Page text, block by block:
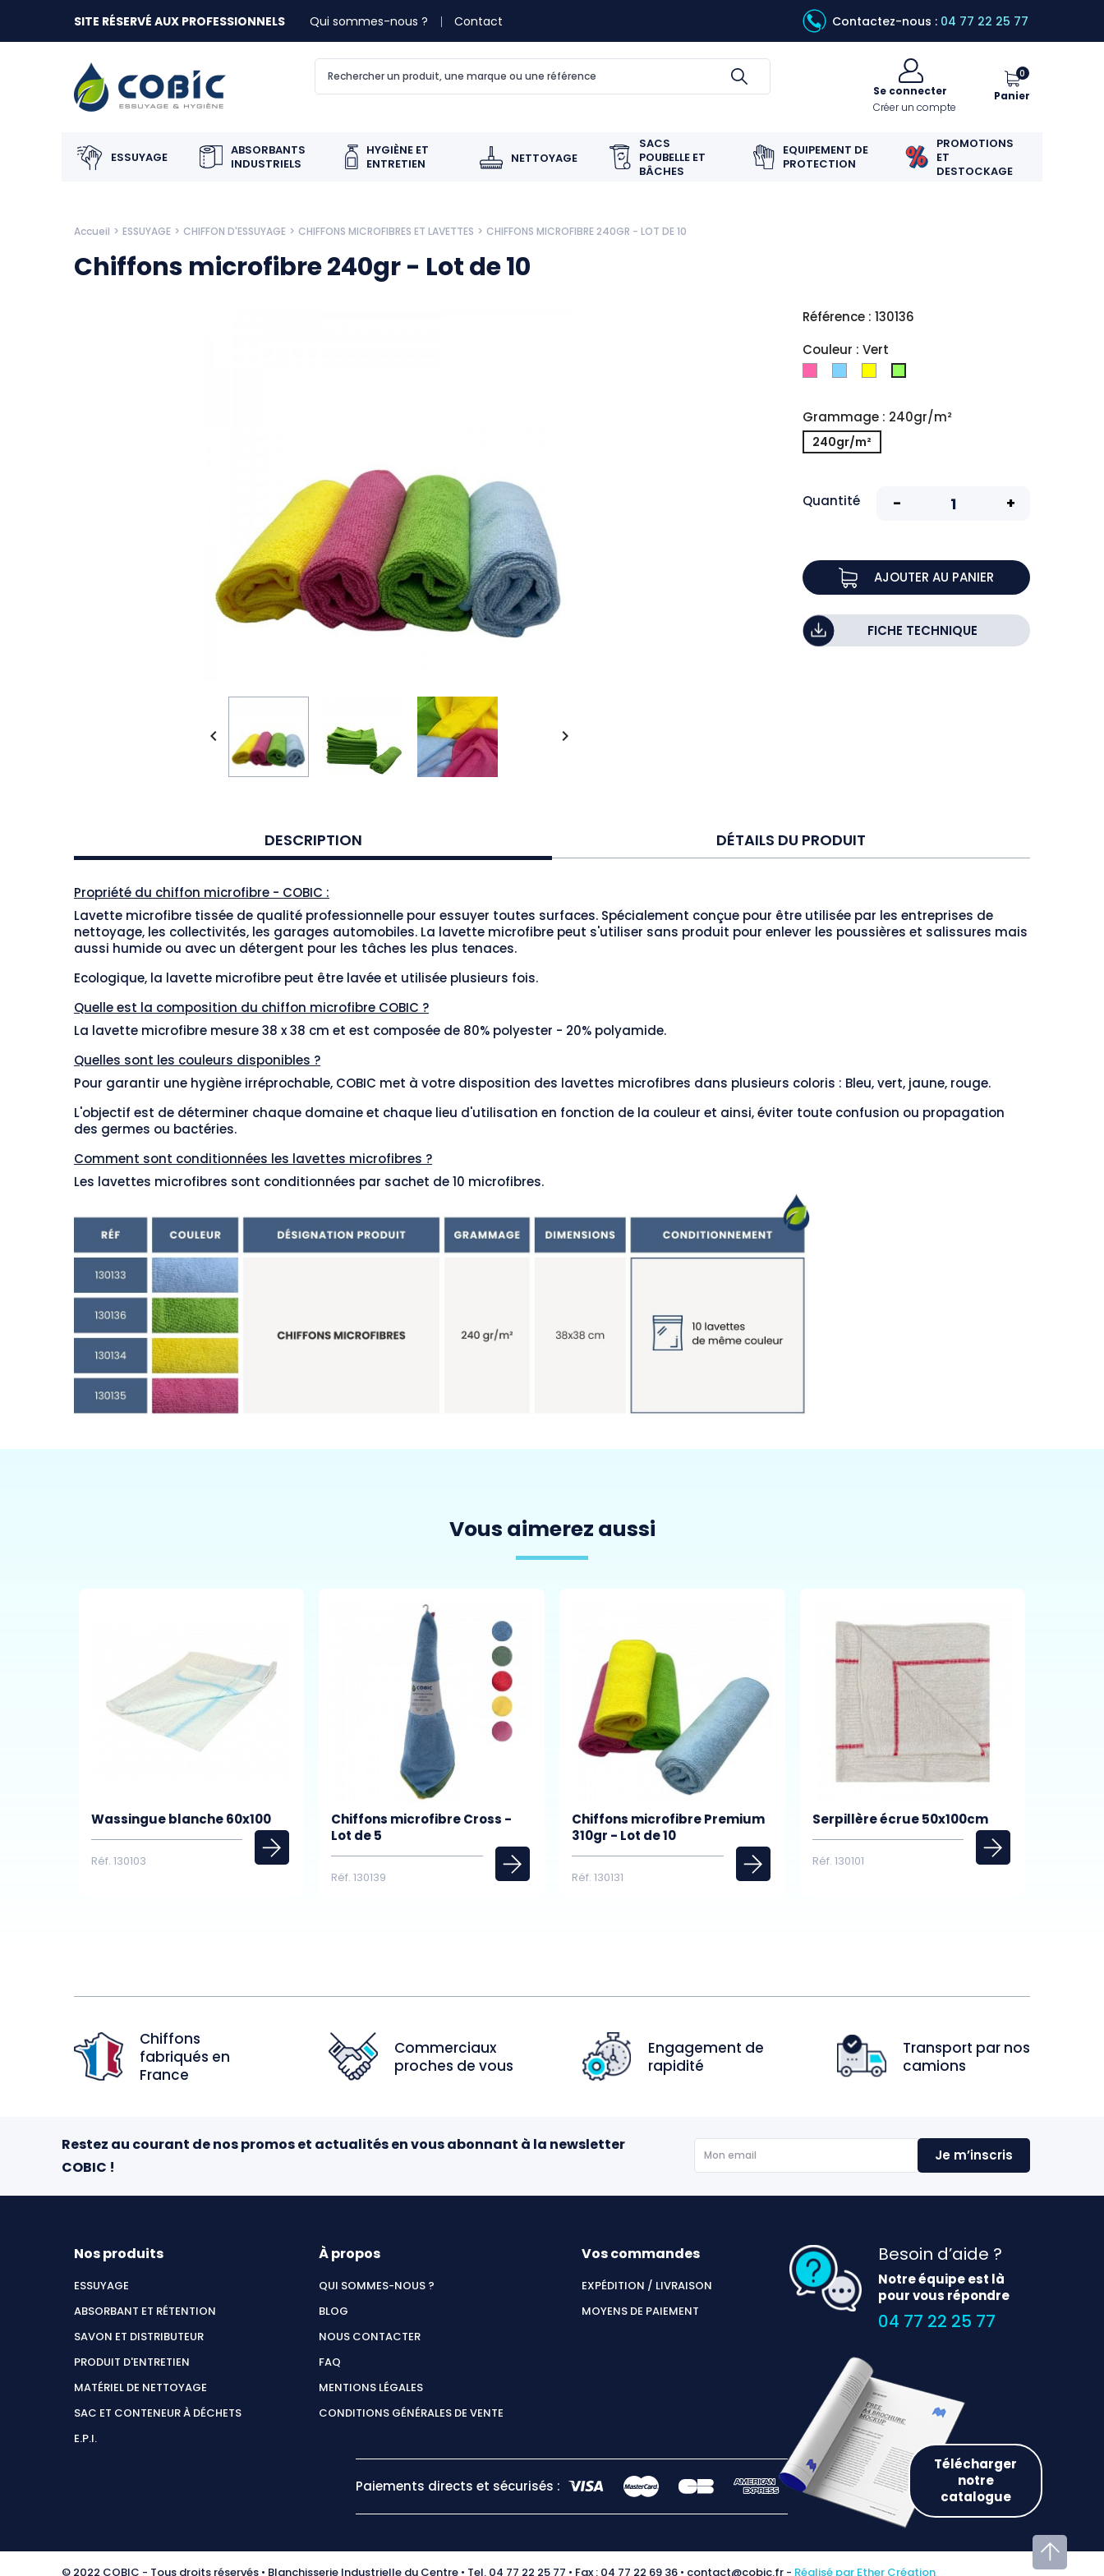
SITE RÉSERVÉ AUX PROFESSIONNELS Qui sommes-nous ? Contact Contactez-nous : 04 77 22 25 77
Se connecter
Créer un compte
0
Panier
ESSUYAGE
ABSORBANTS
INDUSTRIELS
HYGIÈNE ET
ENTRETIEN
NETTOYAGE
SACS
POUBELLE ET
BÂCHES
EQUIPEMENT DE
PROTECTION
PROMOTIONS
ET
DESTOCKAGE
Accueil ESSUYAGE CHIFFON D'ESSUYAGE CHIFFONS MICROFIBRES ET LAVETTES CHIFFONS MICROFIBRE 240GR - LOT DE 10
Chiffons microfibre 240gr - Lot de 10
 
Référence : 130136
Couleur : Vert
Vert
Grammage : 240gr/m²
240gr/m²
Quantité
AJOUTER AU PANIER
FICHE TECHNIQUE
DESCRIPTION DÉTAILS DU PRODUIT
Propriété du chiffon microfibre - COBIC :
Lavette microfibre tissée de qualité professionnelle pour essuyer toutes surfaces. Spécialement conçue pour être utilisée par les entreprises de
nettoyage, les collectivités, les garages automobiles. La lavette microfibre peut s'utiliser sans produit pour enlever les poussières et salissures mais
aussi humide ou avec un détergent pour les tâches les plus tenaces.
Ecologique, la lavette microfibre peut être lavée et utilisée plusieurs fois.
Quelle est la composition du chiffon microfibre COBIC ?
La lavette microfibre mesure 38 x 38 cm et est composée de 80% polyester - 20% polyamide.
Quelles sont les couleurs disponibles ?
Pour garantir une hygiène irréprochable, COBIC met à votre disposition des lavettes microfibres dans plusieurs coloris : Bleu, vert, jaune, rouge.
L'objectif est de déterminer chaque domaine et chaque lieu d'utilisation en fonction de la couleur et ainsi, éviter toute confusion ou propagation
des germes ou bactéries.
Comment sont conditionnées les lavettes microfibres ?
Les lavettes microfibres sont conditionnées par sachet de 10 microfibres.
Vous aimerez aussi
Wassingue blanche 60x100
Réf. 130103
Chiffons microfibre Cross -
Lot de 5
Réf. 130139
Chiffons microfibre Premium
310gr - Lot de 10
Réf. 130131
Serpillère écrue 50x100cm
Réf. 130101
Chiffons
fabriqués en
France
Commerciaux
proches de vous
Engagement de
rapidité
Transport par nos
camions
Restez au courant de nos promos et actualités en vous abonnant à la newsletter
COBIC !
Nos produits
ESSUYAGE
ABSORBANT ET RÉTENTION
SAVON ET DISTRIBUTEUR
PRODUIT D'ENTRETIEN
MATÉRIEL DE NETTOYAGE
SAC ET CONTENEUR À DÉCHETS
E.P.I.
À propos
QUI SOMMES-NOUS ?
BLOG
NOUS CONTACTER
FAQ
MENTIONS LÉGALES
CONDITIONS GÉNÉRALES DE VENTE
Vos commandes
EXPÉDITION / LIVRAISON
MOYENS DE PAIEMENT
Besoin d’aide ?
Notre équipe est là
pour vous répondre
04 77 22 25 77
Télécharger
notre
catalogue
Paiements directs et sécurisés :
© 2022 COBIC - Tous droits réservés • Blanchisserie Industrielle du Centre • Tel. 04 77 22 25 77 • Fax : 04 77 22 69 36 • contact@cobic.fr - Réalisé par Ether Création